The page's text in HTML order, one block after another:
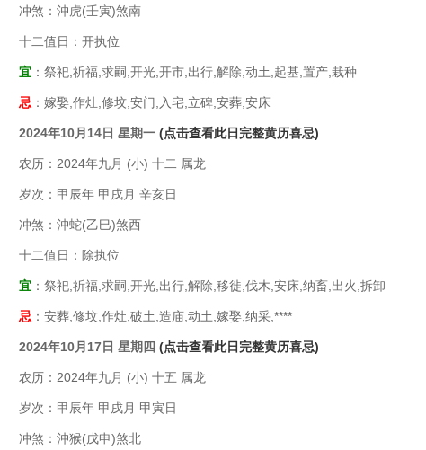
冲煞：沖虎(壬寅)煞南
十二值日：开执位
宜 ：祭祀,祈福,求嗣,开光,开市,出行,解除,动土,起基,置产,栽种
忌 ：嫁娶,作灶,修坟,安门,入宅,立碑,安葬,安床
2024年10月14日 星期一 (点击查看此日完整黄历喜忌)
农历：2024年九月 (小) 十二 属龙
岁次：甲辰年 甲戌月 辛亥日
冲煞：沖蛇(乙巳)煞西
十二值日：除执位
宜 ：祭祀,祈福,求嗣,开光,出行,解除,移徙,伐木,安床,纳畜,出火,拆卸
忌 ：安葬,修坟,作灶,破土,造庙,动土,嫁娶,纳采,****
2024年10月17日 星期四 (点击查看此日完整黄历喜忌)
农历：2024年九月 (小) 十五 属龙
岁次：甲辰年 甲戌月 甲寅日
冲煞：沖猴(戊申)煞北